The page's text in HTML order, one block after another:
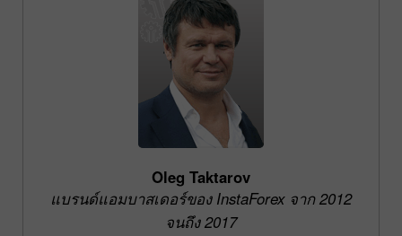
Oleg Taktarov
แบรนด์แอมบาสเดอร์ของ InstaForex จาก 2012
จนถึง 2017